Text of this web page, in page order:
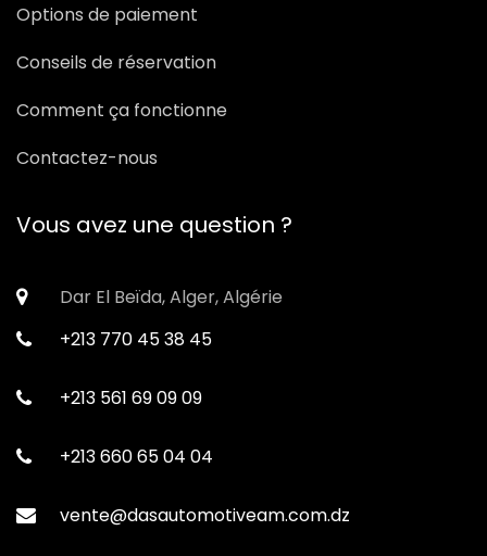
Options de paiement
Conseils de réservation
Comment ça fonctionne
Contactez-nous
Vous avez une question ?
Dar El Beïda, Alger, Algérie
+213 770 45 38 45
+213 561 69 09 09
+213 660 65 04 04
vente@dasautomotiveam.com.dz